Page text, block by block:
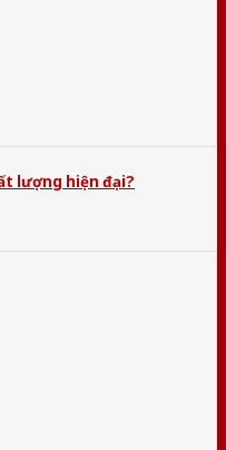
lượng hiện đại?